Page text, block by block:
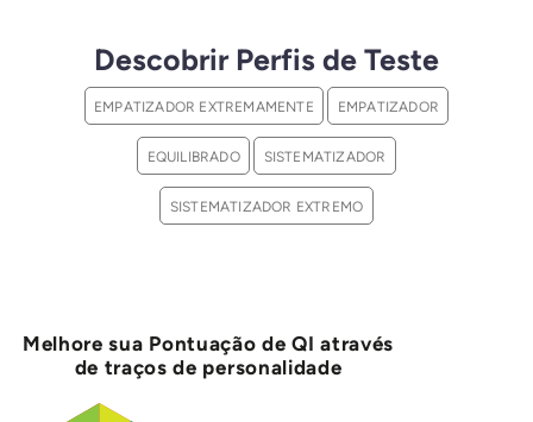
Descobrir Perfis de Teste
EMPATIZADOR EXTREMAMENTE EMPATIZADOR
EQUILIBRADO SISTEMATIZADOR
SISTEMATIZADOR EXTREMO
Melhore sua Pontuação de QI através
de traços de personalidade